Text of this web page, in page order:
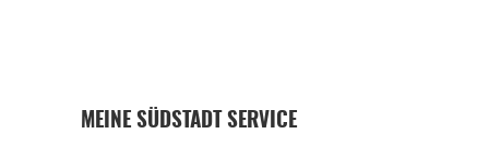
MEINE SÜDSTADT SERVICE